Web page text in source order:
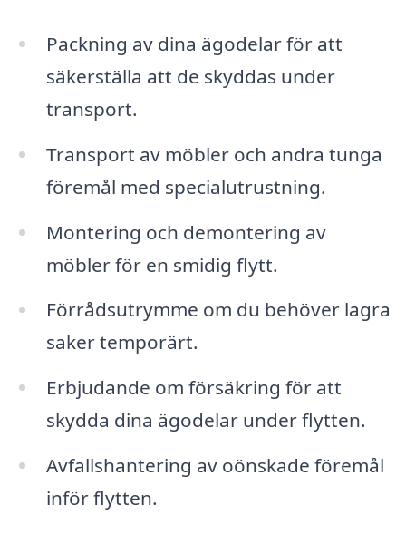
Packning av dina ägodelar för att
säkerställa att de skyddas under
transport.
Transport av möbler och andra tunga
föremål med specialutrustning.
Montering och demontering av
möbler för en smidig flytt.
Förrådsutrymme om du behöver lagra
saker temporärt.
Erbjudande om försäkring för att
skydda dina ägodelar under flytten.
Avfallshantering av oönskade föremål
inför flytten.